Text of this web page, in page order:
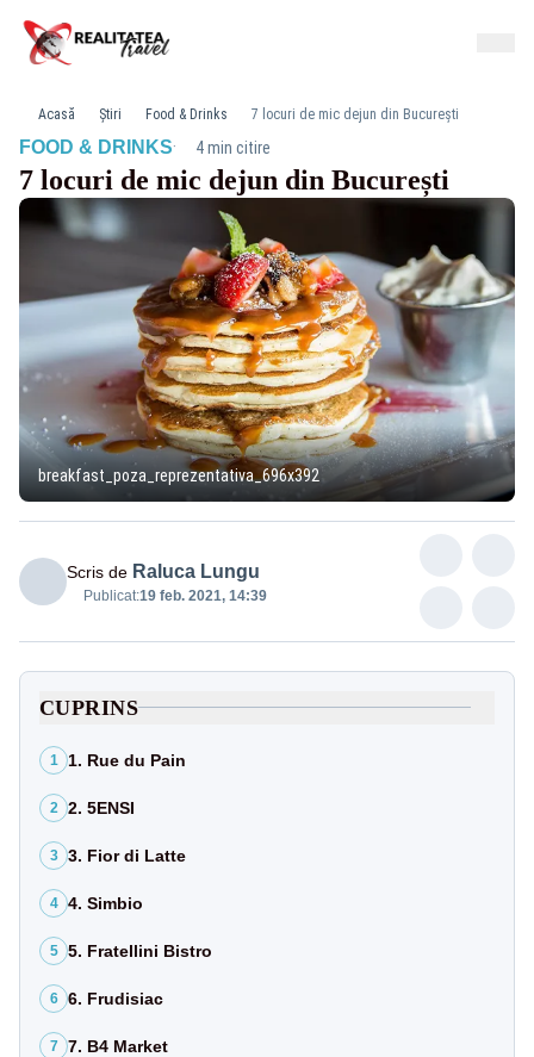
Acasă Știri Food & Drinks 7 locuri de mic dejun din București
FOOD & DRINKS· 4 min citire
7 locuri de mic dejun din București
breakfast_poza_reprezentativa_696x392
Scris de Raluca Lungu
Publicat:19 feb. 2021, 14:39
CUPRINS
1 1. Rue du Pain
2 2. 5ENSI
3 3. Fior di Latte
4 4. Simbio
5 5. Fratellini Bistro
6 6. Frudisiac
7 7. B4 Market